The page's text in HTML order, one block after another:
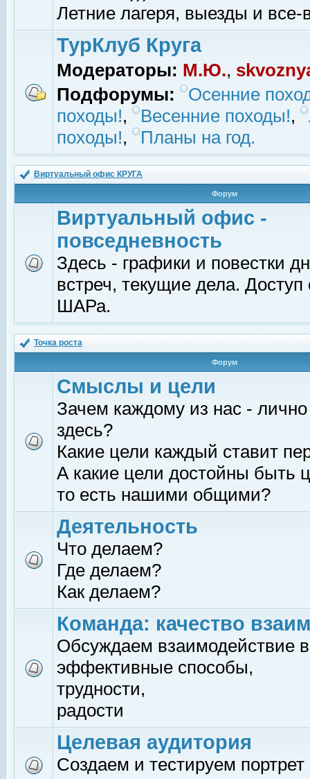
Летние лагеря, выезды и все-
ТурКлуб Круга
Модераторы: М.Ю.,
Подфорумы:
Осенние
походы!, Весенние походы!,
походы!, Планы на год.
Виртуальный офис КРУГА
Форум
Виртуальный офис -
повседневность
Здесь - графики и повестки
встреч, текущие дела.
ШАРа.
Точка роста
Форум
Смыслы и цели
Зачем каждому из нас -
здесь?
Какие цели каждый ставит
А какие цели достойны быть
то есть нашими общими?
Деятельность
Что делаем?
Где делаем?
Как делаем?
Команда: качество
Обсуждаем взаимодействие
эффективные способы,
трудности,
радости
Целевая аудитория
Создаем и тестируем